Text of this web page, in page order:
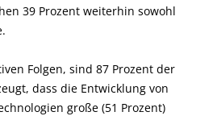
39 Prozent weiterhin sowohl
Folgen, sind 87 Prozent der
dass die Entwicklung von
große (51 Prozent)